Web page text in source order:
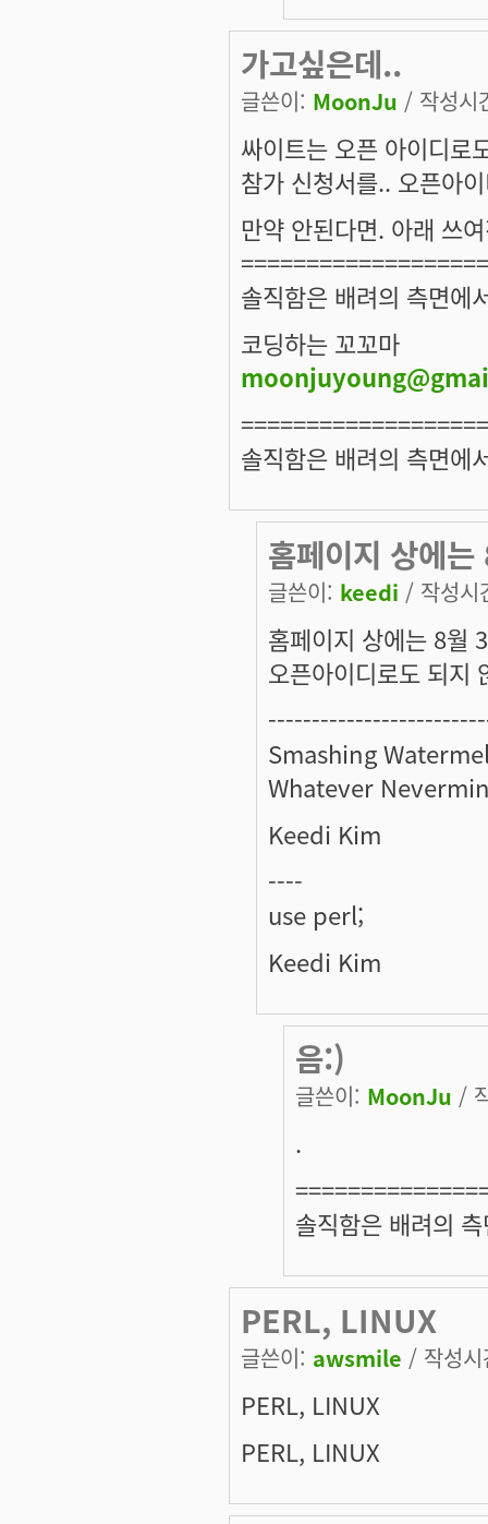
가고싶은데..
글쓴이: MoonJu / 작성
싸이트는 오픈 아이디로
참가 신청서를.. 오픈아
만약 안된다면. 아래 쓰
솔직함은 배려의 측면에
코딩하는 꼬꼬마
솔직함은 배려의 측면에
홈페이지 상에는
글쓴이: keedi / 작성
홈페이지 상에는 8월
오픈아이디로도 되지
Smashing
Whatever
Keedi Kim
----
use perl;
Keedi Kim
음:)
글쓴이: MoonJu /
.
솔직함은 배려의
PERL, LINUX
글쓴이: awsmile / 작성
PERL, LINUX
PERL, LINUX